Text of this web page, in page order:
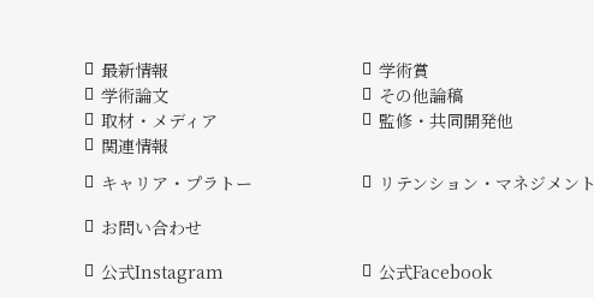
最新情報 学術賞
学術論文 その他論稿
取材・メディア 監修・共同開発他
関連情報
キャリア・プラトー リテンション・マネジメント
お問い合わせ
公式Instagram 公式Facebook